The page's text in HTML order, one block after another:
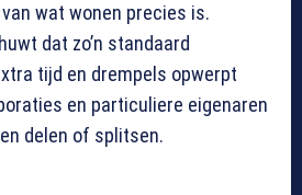
wat wonen precies is.
dat zo’n standaard
tijd en drempels opwerpt
en particuliere eigenaren
delen of splitsen.